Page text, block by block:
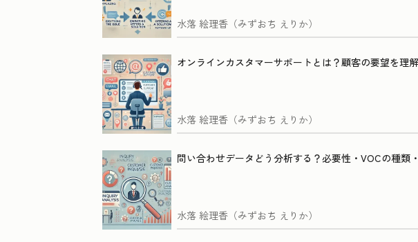
水落 絵理香（みずおち えりか）
オンラインカスタマーサポートとは？顧客の要望を理
水落 絵理香（みずおち えりか）
問い合わせデータどう分析する？必要性・VOCの種類
水落 絵理香（みずおち えりか）